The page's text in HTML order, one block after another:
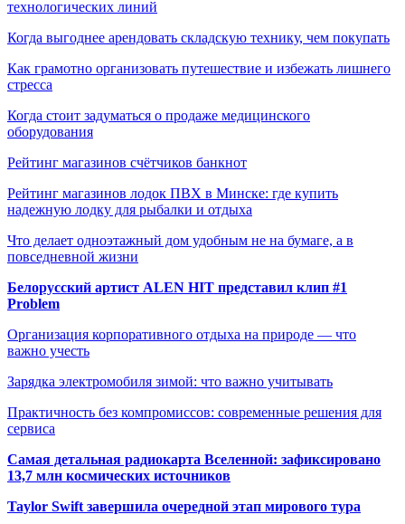
технологических линий
Когда выгоднее арендовать складскую технику, чем покупать
Как грамотно организовать путешествие и избежать лишнего
стресса
Когда стоит задуматься о продаже медицинского
оборудования
Рейтинг магазинов счётчиков банкнот
Рейтинг магазинов лодок ПВХ в Минске: где купить
надежную лодку для рыбалки и отдыха
Что делает одноэтажный дом удобным не на бумаге, а в
повседневной жизни
Белорусский артист ALEN HIT представил клип #1
Problem
Организация корпоративного отдыха на природе — что
важно учесть
Зарядка электромобиля зимой: что важно учитывать
Практичность без компромиссов: современные решения для
сервиса
Самая детальная радиокарта Вселенной: зафиксировано
13,7 млн космических источников
Taylor Swift завершила очередной этап мирового тура